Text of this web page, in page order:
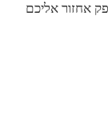
אחזור אליכם